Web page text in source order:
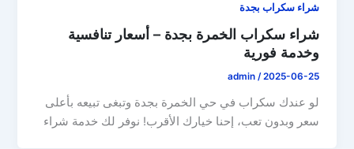
شراء سكراب بجدة
شراء سكراب الخمرة بجدة – أسعار تنافسية
وخدمة فورية
admin /2025-06-25
لو عندك سكراب في حي الخمرة بجدة وتبغى تبيعه بأعلى
سعر وبدون تعب، إحنا خيارك الأقرب! نوفر لك خدمة شراء